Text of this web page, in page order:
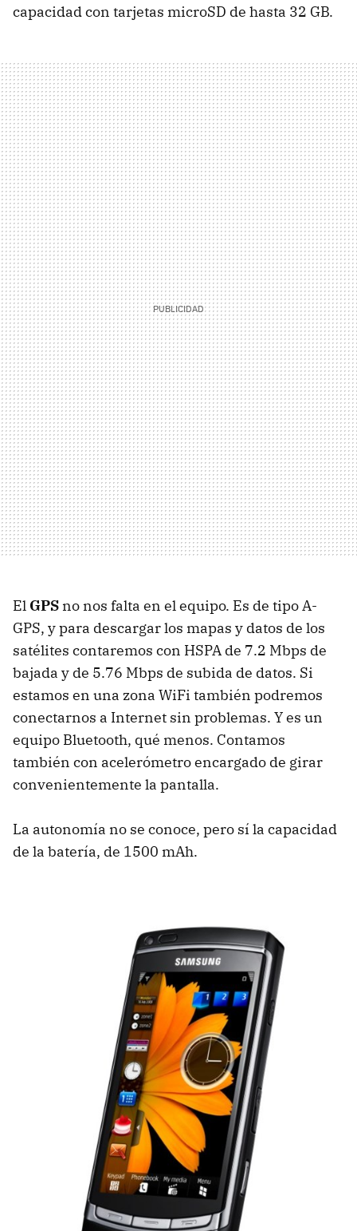
capacidad con tarjetas microSD de hasta 32 GB.
El GPS no nos falta en el equipo. Es de tipoA-
GPS, y para descargar los mapas y datos de los
satélites contaremos con HSPA de 7.2 Mbps de
bajada y de 5.76 Mbps de subida de datos. Si
estamos en una zona WiFi también podremos
conectarnos a Internet sin problemas. Y es un
equipo Bluetooth, qué menos. Contamos
también con acelerómetro encargado de girar
convenientemente la pantalla.
La autonomía no se conoce, pero sí la capacidad
de la batería, de 1500 mAh.